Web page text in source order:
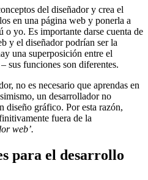
del diseñador y crea el
en una página web y ponerla a
o yo. Es importante darse cuenta de
y el diseñador podrían ser la
una superposición entre el
sus funciones son diferentes.
no es necesario que aprendas en
un desarrollador no
diseño gráfico. Por esta razón,
fuera de la
web’.
para el desarrollo